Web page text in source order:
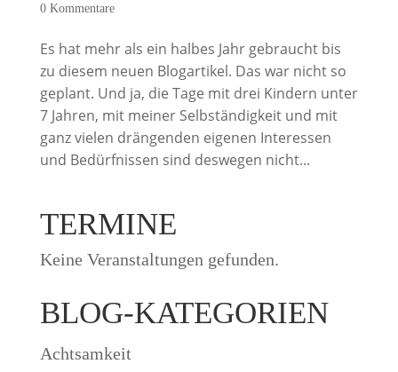
0 Kommentare
Es hat mehr als ein halbes Jahr gebraucht bis
zu diesem neuen Blogartikel. Das war nicht so
geplant. Und ja, die Tage mit drei Kindern unter
7 Jahren, mit meiner Selbständigkeit und mit
ganz vielen drängenden eigenen Interessen
und Bedürfnissen sind deswegen nicht...
TERMINE
Keine Veranstaltungen gefunden.
BLOG-KATEGORIEN
Achtsamkeit